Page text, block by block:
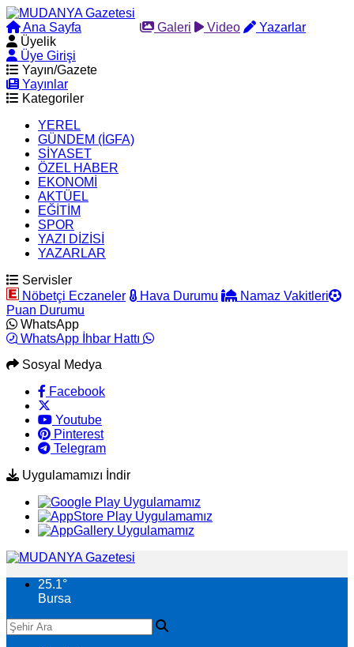
Ana Sayfa Galeri Video
Yazarlar
Üyelik
Üye Girişi
Yayın/Gazete
Yayınlar
Kategoriler
YEREL
GÜNDEM (İGFA)
SİYASET
ÖZEL HABER
EKONOMİ
AKTÜEL
EĞİTİM
SPOR
YAZI DİZİSİ
YAZARLAR
Servisler
Nöbetçi Eczaneler
Hava Durumu
Namaz Vakitleri
Puan Durumu
WhatsApp
WhatsApp İhbar Hattı
Sosyal Medya
Facebook
Youtube
Pinterest
Telegram
Uygulamamızı İndir
25.1°
Bursa